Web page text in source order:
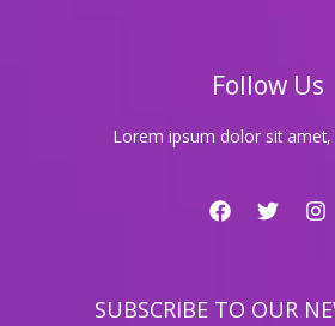
Follow Us
Lorem ipsum dolor sit amet,
SUBSCRIBE TO OUR